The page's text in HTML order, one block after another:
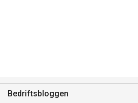
Bedriftsbloggen